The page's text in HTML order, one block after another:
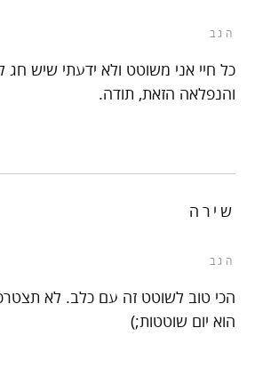
הגב
כל חיי אני משוטט ולא ידעתי שיש
והנפלאה הזאת, תודה.
הגב
שירה
הכי טוב לשוטט זה עם כלב. לא תצטרכו
הוא יום שוטטות;)